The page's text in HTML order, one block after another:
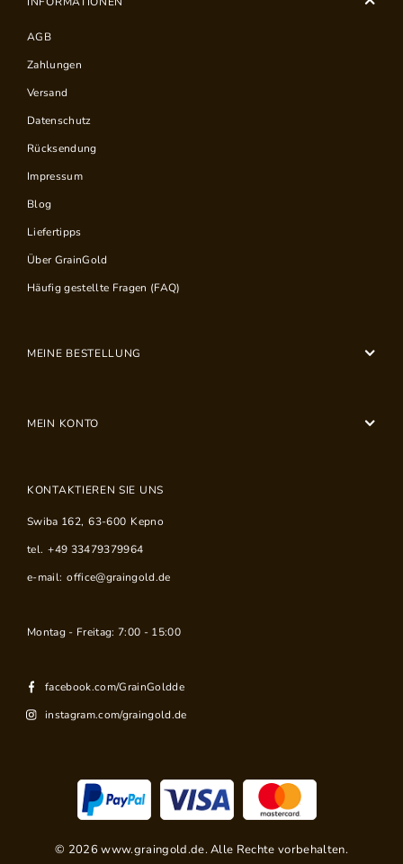
AGB
Zahlungen
Versand
Datenschutz
Rücksendung
Impressum
Blog
Liefertipps
Über GrainGold
Häufig gestellte Fragen (FAQ)
MEINE BESTELLUNG
MEIN KONTO
KONTAKTIEREN SIE UNS
Swiba 162, 63-600 Kepno
tel. +49 33479379964
e-mail: office@graingold.de
Montag - Freitag: 7:00 - 15:00
facebook.com/GrainGoldde
instagram.com/graingold.de
© 2026 www.graingold.de. Alle Rechte vorbehalten.